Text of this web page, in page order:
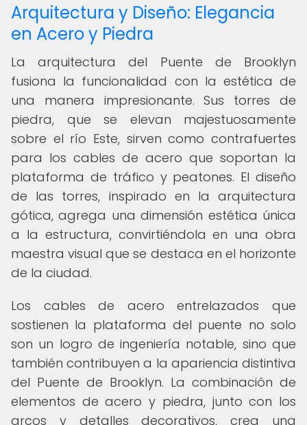
Arquitectura y Diseño: Elegancia
en Acero y Piedra
La arquitectura del Puente de Brooklyn
fusiona la funcionalidad con la estética de
una manera impresionante. Sus torres de
piedra, que se elevan majestuosamente
sobre el río Este, sirven como contrafuertes
para los cables de acero que soportan la
plataforma de tráfico y peatones. El diseño
de las torres, inspirado en la arquitectura
gótica, agrega una dimensión estética única
a la estructura, convirtiéndola en una obra
maestra visual que se destaca en el horizonte
de la ciudad.
Los cables de acero entrelazados que
sostienen la plataforma del puente no solo
son un logro de ingeniería notable, sino que
también contribuyen a la apariencia distintiva
del Puente de Brooklyn. La combinación de
elementos de acero y piedra, junto con los
arcos y detalles decorativos, crea una